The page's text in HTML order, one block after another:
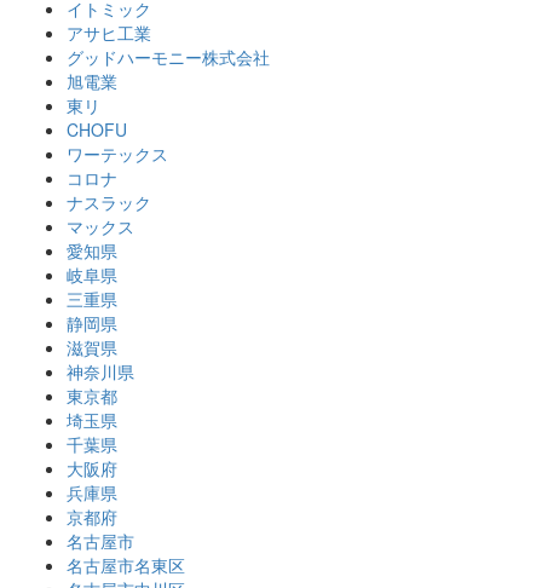
イトミック
アサヒ工業
グッドハーモニー株式会社
旭電業
東リ
CHOFU
ワーテックス
コロナ
ナスラック
マックス
愛知県
岐阜県
三重県
静岡県
滋賀県
神奈川県
東京都
埼玉県
千葉県
大阪府
兵庫県
京都府
名古屋市
名古屋市名東区